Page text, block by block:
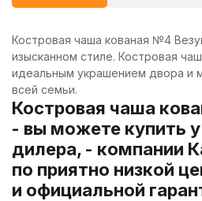
Костровая чаша кованая №4
изысканном стиле. Костровая
идеальным украшением двора и
всей семьи.
Костровая чаша
- вы можете купить
дилера, - компании
по приятно низкой
и официальной